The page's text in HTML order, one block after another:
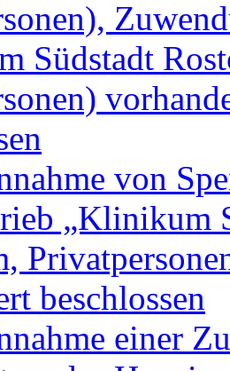
Südstadt
von
„Klinikum
beschlossen
einer